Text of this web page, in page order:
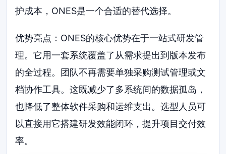
护成本，ONES是一个合适的替代选择。
优势亮点：ONES的核心优势在于一站式研发管
理。它用一套系统覆盖了从需求提出到版本发布
的全过程。团队不再需要单独采购测试管理或文
档协作工具。这既减少了多系统间的数据孤岛，
也降低了整体软件采购和运维支出。选型人员可
以直接用它搭建研发效能闭环，提升项目交付效
率。